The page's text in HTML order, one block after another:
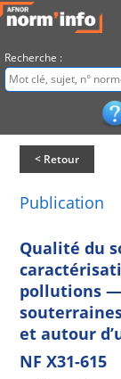
Recherche :
< Retour
Publication
Qualité du
pollutions —
et autour
NF X31-615